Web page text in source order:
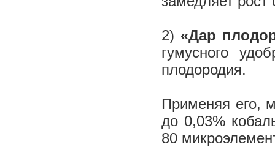
2) «Дар
гумусного
плодородия.
Применяя его,
до 0,03%
80